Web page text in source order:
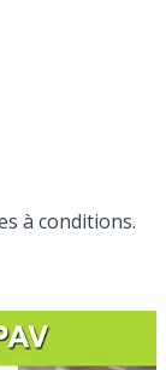
à conditions.